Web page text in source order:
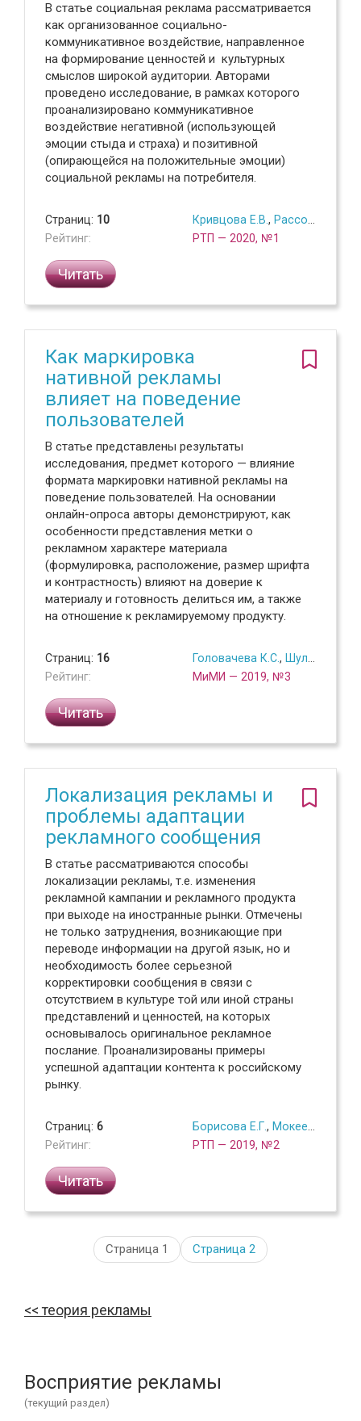
В статье социальная реклама рассматривается
как организованное социально-
коммуникативное воздействие, направленное
на формирование ценностей и культурных
смыслов широкой аудитории. Авторами
проведено исследование, в рамках которого
проанализировано коммуникативное
воздействие негативной (использующей
эмоции стыда и страха) и позитивной
(опирающейся на положительные эмоции)
социальной рекламы на потребителя.
Страниц: 10
Рейтинг:
Кривцова Е.В. , Рассохина И.Ю.
РТП — 2020, №1
Читать
Как маркировка
нативной рекламы
влияет на поведение
пользователей
В статье представлены результаты
исследования, предмет которого — влияние
формата маркировки нативной рекламы на
поведение пользователей. На основании
онлайн-опроса авторы демонстрируют, как
особенности представления метки о
рекламном характере материала
(формулировка, расположение, размер шрифта
и контрастность) влияют на доверие к
материалу и готовность делиться им, а также
на отношение к рекламируемому продукту.
Страниц: 16
Рейтинг:
Головачева К.С., Шулякова Д.А.
МиМИ — 2019, №3
Читать
Локализация рекламы и
проблемы адаптации
рекламного сообщения
В статье рассматриваются способы
локализации рекламы, т.е. изменения
рекламной кампании и рекламного продукта
при выходе на иностранные рынки. Отмечены
не только затруднения, возникающие при
переводе информации на другой язык, но и
необходимость более серьезной
корректировки сообщения в связи с
отсутствием в культуре той или иной страны
представлений и ценностей, на которых
основывалось оригинальное рекламное
послание. Проанализированы примеры
успешной адаптации контента к российскому
рынку.
Страниц: 6
Рейтинг:
Борисова Е.Г., Мокеева Е.А.
РТП — 2019, №2
Читать
Страница 1 Страница 2
теория рекламы
Восприятие рекламы
(текущий раздел)